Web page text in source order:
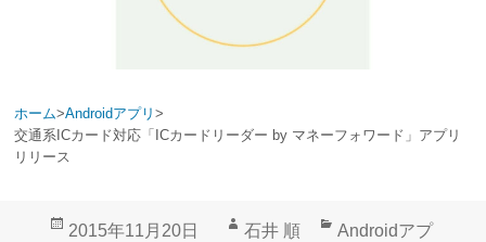
ホーム>Androidアプリ>
交通系ICカード対応「ICカードリーダー by マネーフォワード」アプリ
リリース
投
2015年11月20日
作
石井 順
カ
Androidアプ